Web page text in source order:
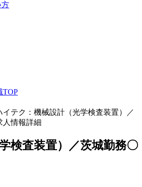
方
TOP
イテク：機械設計（光学検査装置）／
人情報詳細
検査装置）／茨城勤務〇